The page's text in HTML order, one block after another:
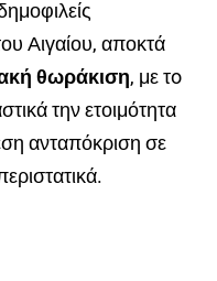
Αιγαίου, αποκτά
θωράκιση, με τo
την ετοιμότητα
ανταπόκριση σε